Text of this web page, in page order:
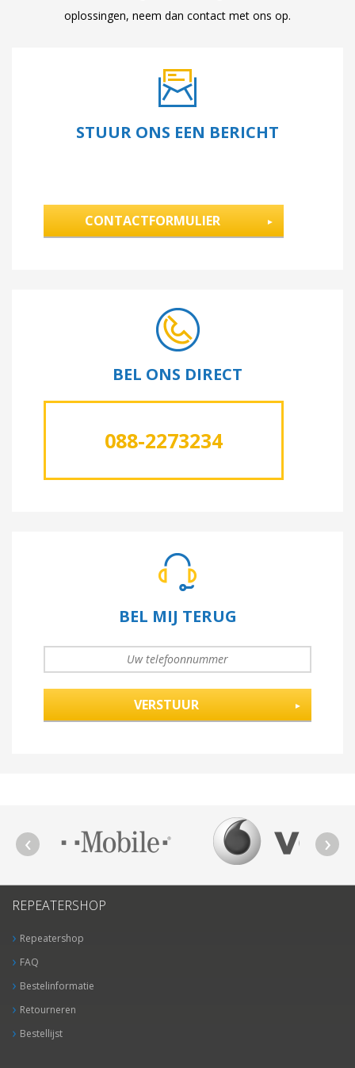
oplossingen, neem dan contact met ons op.
STUUR ONS EEN BERICHT
CONTACTFORMULIER
BEL ONS DIRECT
088-2273234
BEL MIJ TERUG
UW TELEFOONNUMMER*
REPEATERSHOP
Repeatershop
FAQ
Bestelinformatie
Retourneren
Bestellijst